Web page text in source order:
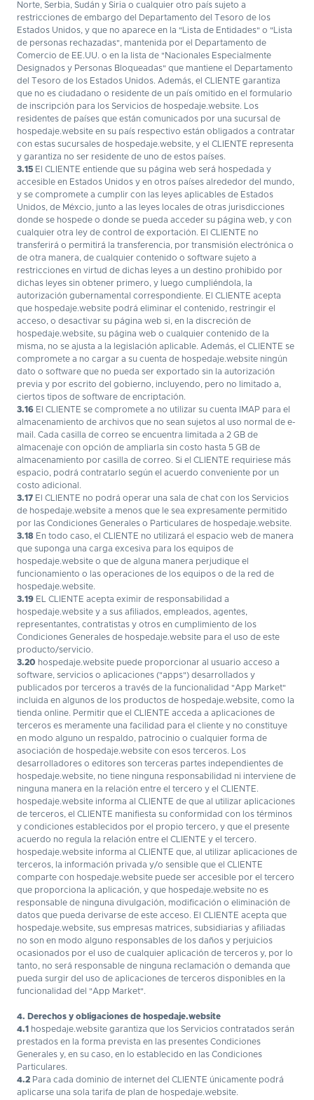
Norte, Serbia, Sudán y Siria o cualquier otro país sujeto a
restricciones de embargo del Departamento del Tesoro de los
Estados Unidos, y que no aparece en la "Lista de Entidades" o "Lista
de personas rechazadas", mantenida por el Departamento de
Comercio de EE.UU. o en la lista de "Nacionales Especialmente
Designados y Personas Bloqueadas" que mantiene el Departamento
del Tesoro de los Estados Unidos. Además, el CLIENTE garantiza
que no es ciudadano o residente de un país omitido en el formulario
de inscripción para los Servicios de hospedaje.website. Los
residentes de países que están comunicados por una sucursal de
hospedaje.website en su país respectivo están obligados a contratar
con estas sucursales de hospedaje.website, y el CLIENTE representa
y garantiza no ser residente de uno de estos países.
3.15 El CLIENTE entiende que su página web será hospedada y
accesible en Estados Unidos y en otros países alrededor del mundo,
y se compromete a cumplir con las leyes aplicables de Estados
Unidos, de Méxcio, junto a las leyes locales de otras jurisdicciones
donde se hospede o donde se pueda acceder su página web, y con
cualquier otra ley de control de exportación. El CLIENTE no
transferirá o permitirá la transferencia, por transmisión electrónica o
de otra manera, de cualquier contenido o software sujeto a
restricciones en virtud de dichas leyes a un destino prohibido por
dichas leyes sin obtener primero, y luego cumpliéndola, la
autorización gubernamental correspondiente. El CLIENTE acepta
que hospedaje.website podrá eliminar el contenido, restringir el
acceso, o desactivar su página web si, en la discreción de
hospedaje.website, su página web o cualquier contenido de la
misma, no se ajusta a la legislación aplicable. Además, el CLIENTE se
compromete a no cargar a su cuenta de hospedaje.website ningún
dato o software que no pueda ser exportado sin la autorización
previa y por escrito del gobierno, incluyendo, pero no limitado a,
ciertos tipos de software de encriptación.
3.16 El CLIENTE se compromete a no utilizar su cuenta IMAP para el
almacenamiento de archivos que no sean sujetos al uso normal de e-
mail. Cada casilla de correo se encuentra limitada a 2 GB de
almacenaje con opción de ampliarla sin costo hasta 5 GB de
almacenamiento por casilla de correo. Si el CLIENTE requiriese más
espacio, podrá contratarlo según el acuerdo conveniente por un
costo adicional.
3.17 El CLIENTE no podrá operar una sala de chat con los Servicios
de hospedaje.website a menos que le sea expresamente permitido
por las Condiciones Generales o Particulares de hospedaje.website.
3.18 En todo caso, el CLIENTE no utilizará el espacio web de manera
que suponga una carga excesiva para los equipos de
hospedaje.website o que de alguna manera perjudique el
funcionamiento o las operaciones de los equipos o de la red de
hospedaje.website.
3.19 EL CLIENTE acepta eximir de responsabilidad a
hospedaje.website y a sus afiliados, empleados, agentes,
representantes, contratistas y otros en cumplimiento de los
Condiciones Generales de hospedaje.website para el uso de este
producto/servicio.
3.20 hospedaje.website puede proporcionar al usuario acceso a
software, servicios o aplicaciones ("apps") desarrollados y
publicados por terceros a través de la funcionalidad "App Market"
incluida en algunos de los productos de hospedaje.website, como la
tienda online. Permitir que el CLIENTE acceda a aplicaciones de
terceros es meramente una facilidad para el cliente y no constituye
en modo alguno un respaldo, patrocinio o cualquier forma de
asociación de hospedaje.website con esos terceros. Los
desarrolladores o editores son terceras partes independientes de
hospedaje.website, no tiene ninguna responsabilidad ni interviene de
ninguna manera en la relación entre el tercero y el CLIENTE.
hospedaje.website informa al CLIENTE de que al utilizar aplicaciones
de terceros, el CLIENTE manifiesta su conformidad con los términos
y condiciones establecidos por el propio tercero, y que el presente
acuerdo no regula la relación entre el CLIENTE y el tercero.
hospedaje.website informa al CLIENTE que, al utilizar aplicaciones de
terceros, la información privada y/o sensible que el CLIENTE
comparte con hospedaje.website puede ser accesible por el tercero
que proporciona la aplicación, y que hospedaje.website no es
responsable de ninguna divulgación, modificación o eliminación de
datos que pueda derivarse de este acceso. El CLIENTE acepta que
hospedaje.website, sus empresas matrices, subsidiarias y afiliadas
no son en modo alguno responsables de los daños y perjuicios
ocasionados por el uso de cualquier aplicación de terceros y, por lo
tanto, no será responsable de ninguna reclamación o demanda que
pueda surgir del uso de aplicaciones de terceros disponibles en la
funcionalidad del "App Market".
4. Derechos y obligaciones de hospedaje.website
4.1 hospedaje.website garantiza que los Servicios contratados serán
prestados en la forma prevista en las presentes Condiciones
Generales y, en su caso, en lo establecido en las Condiciones
Particulares.
4.2 Para cada dominio de internet del CLIENTE únicamente podrá
aplicarse una sola tarifa de plan de hospedaje.website.